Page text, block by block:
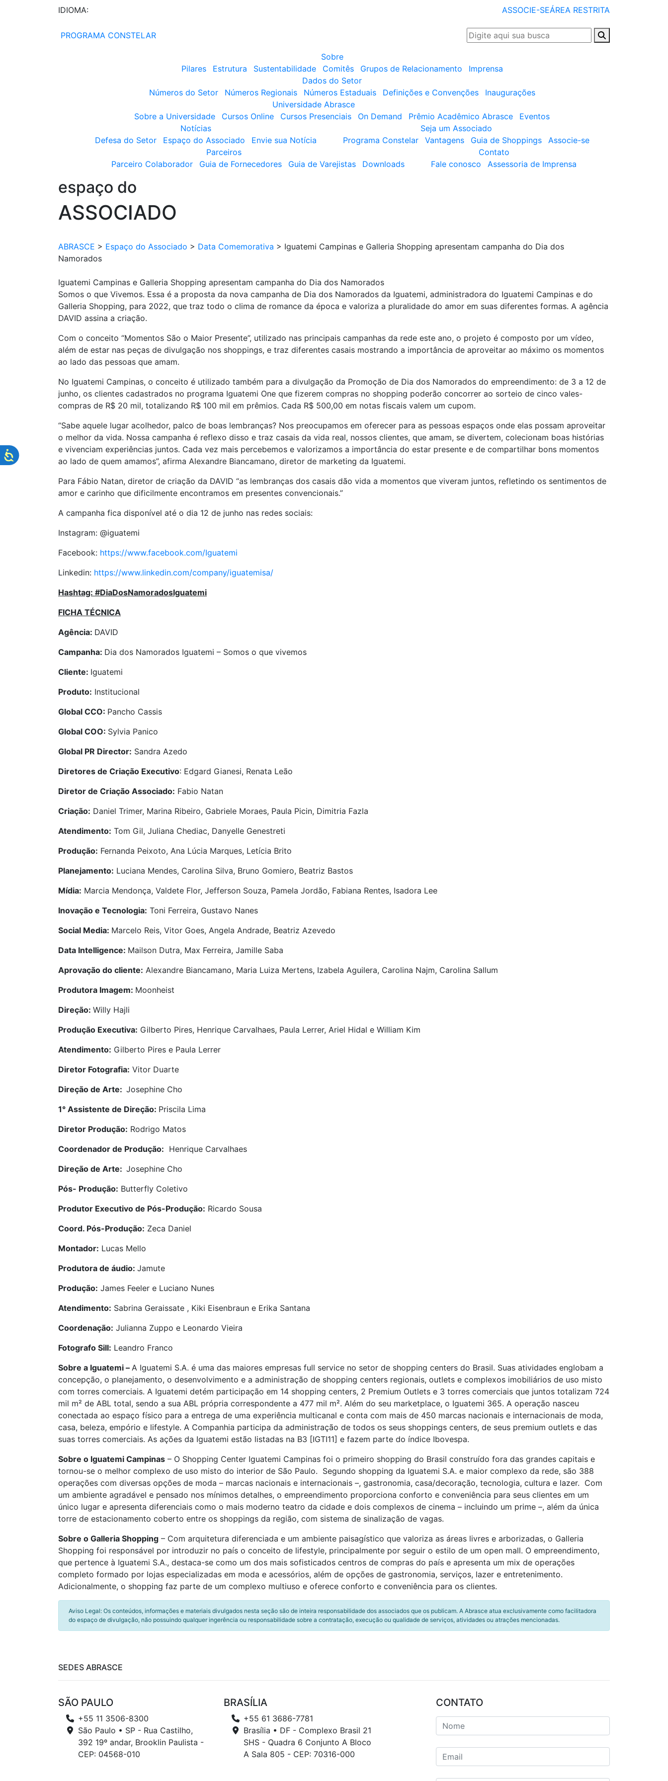
IDIOMA: ASSOCIE-SEÁREA RESTRITA
PROGRAMA CONSTELAR
Sobre
Pilares
Estrutura Sustentabilidade Comitês Grupos de Relacionamento
Imprensa
Dados do Setor
Números do Setor
Números Regionais Números Estaduais Definições e Convenções
Inaugurações
Universidade Abrasce
Sobre a Universidade
Cursos Online Cursos Presenciais On Demand Prêmio Acadêmico Abrasce
Eventos
Notícias
Defesa do Setor
Espaço do Associado Envie sua Notícia
Seja um Associado
Programa Constelar
Vantagens Guia de Shoppings
Associe-se
Parceiros
Parceiro Colaborador
Guia de Fornecedores Guia de Varejistas Downloads
Contato
Fale conosco
Assessoria de Imprensa
espaço do
ASSOCIADO
ABRASCE > Espaço do Associado > Data Comemorativa > Iguatemi Campinas e Galleria Shopping apresentam campanha do Dia dos
Namorados
Iguatemi Campinas e Galleria Shopping apresentam campanha do Dia dos Namorados
Somos o que Vivemos. Essa é a proposta da nova campanha de Dia dos Namorados da Iguatemi, administradora do Iguatemi Campinas e do
Galleria Shopping, para 2022, que traz todo o clima de romance da época e valoriza a pluralidade do amor em suas diferentes formas. A agência
DAVID assina a criação.
Com o conceito “Momentos São o Maior Presente”, utilizado nas principais campanhas da rede este ano, o projeto é composto por um vídeo,
além de estar nas peças de divulgação nos shoppings, e traz diferentes casais mostrando a importância de aproveitar ao máximo os momentos
ao lado das pessoas que amam.
No Iguatemi Campinas, o conceito é utilizado também para a divulgação da Promoção de Dia dos Namorados do empreendimento: de 3 a 12 de
junho, os clientes cadastrados no programa Iguatemi One que fizerem compras no shopping poderão concorrer ao sorteio de cinco vales-
compras de R$ 20 mil, totalizando R$ 100 mil em prêmios. Cada R$ 500,00 em notas fiscais valem um cupom.
“Sabe aquele lugar acolhedor, palco de boas lembranças? Nos preocupamos em oferecer para as pessoas espaços onde elas possam aproveitar
o melhor da vida. Nossa campanha é reflexo disso e traz casais da vida real, nossos clientes, que amam, se divertem, colecionam boas histórias
e vivenciam experiências juntos. Cada vez mais percebemos e valorizamos a importância do estar presente e de compartilhar bons momentos
ao lado de quem amamos”, afirma Alexandre Biancamano, diretor de marketing da Iguatemi.
Para Fábio Natan, diretor de criação da DAVID “as lembranças dos casais dão vida a momentos que viveram juntos, refletindo os sentimentos de
amor e carinho que dificilmente encontramos em presentes convencionais.”
A campanha fica disponível até o dia 12 de junho nas redes sociais:
Instagram: @iguatemi
Facebook: https://www.facebook.com/Iguatemi
Linkedin: https://www.linkedin.com/company/iguatemisa/
Hashtag: #DiaDosNamoradosIguatemi
FICHA TÉCNICA
Agência: DAVID
Campanha: Dia dos Namorados Iguatemi – Somos o que vivemos
Cliente: Iguatemi
Produto: Institucional
Global CCO: Pancho Cassis
Global COO: Sylvia Panico
Global PR Director: Sandra Azedo
Diretores de Criação Executivo: Edgard Gianesi, Renata Leão
Diretor de Criação Associado: Fabio Natan
Criação: Daniel Trimer, Marina Ribeiro, Gabriele Moraes, Paula Picin, Dimitria Fazla
Atendimento: Tom Gil, Juliana Chediac, Danyelle Genestreti
Produção: Fernanda Peixoto, Ana Lúcia Marques, Letícia Brito
Planejamento: Luciana Mendes, Carolina Silva, Bruno Gomiero, Beatriz Bastos
Mídia: Marcia Mendonça, Valdete Flor, Jefferson Souza, Pamela Jordão, Fabiana Rentes, Isadora Lee
Inovação e Tecnologia: Toni Ferreira, Gustavo Nanes
Social Media: Marcelo Reis, Vitor Goes, Angela Andrade, Beatriz Azevedo
Data Intelligence: Mailson Dutra, Max Ferreira, Jamille Saba
Aprovação do cliente: Alexandre Biancamano, Maria Luiza Mertens, Izabela Aguilera, Carolina Najm, Carolina Sallum
Produtora Imagem: Moonheist
Direção: Willy Hajli
Produção Executiva: Gilberto Pires, Henrique Carvalhaes, Paula Lerrer, Ariel Hidal e William Kim
Atendimento: Gilberto Pires e Paula Lerrer
Diretor Fotografia: Vitor Duarte
Direção de Arte: Josephine Cho
1° Assistente de Direção: Priscila Lima
Diretor Produção: Rodrigo Matos
Coordenador de Produção: Henrique Carvalhaes
Direção de Arte: Josephine Cho
Pós- Produção: Butterfly Coletivo
Produtor Executivo de Pós-Produção: Ricardo Sousa
Coord. Pós-Produção: Zeca Daniel
Montador: Lucas Mello
Produtora de áudio: Jamute
Produção: James Feeler e Luciano Nunes
Atendimento: Sabrina Geraissate , Kiki Eisenbraun e Erika Santana
Coordenação: Julianna Zuppo e Leonardo Vieira
Fotografo Sill: Leandro Franco
Sobre a Iguatemi – A Iguatemi S.A. é uma das maiores empresas full service no setor de shopping centers do Brasil. Suas atividades englobam a
concepção, o planejamento, o desenvolvimento e a administração de shopping centers regionais, outlets e complexos imobiliários de uso misto
com torres comerciais. A Iguatemi detém participação em 14 shopping centers, 2 Premium Outlets e 3 torres comerciais que juntos totalizam 724
mil m² de ABL total, sendo a sua ABL própria correspondente a 477 mil m². Além do seu marketplace, o Iguatemi 365. A operação nasceu
conectada ao espaço físico para a entrega de uma experiência multicanal e conta com mais de 450 marcas nacionais e internacionais de moda,
casa, beleza, empório e lifestyle. A Companhia participa da administração de todos os seus shoppings centers, de seus premium outlets e das
suas torres comerciais. As ações da Iguatemi estão listadas na B3 [IGTI11] e fazem parte do índice Ibovespa.
Sobre o Iguatemi Campinas – O Shopping Center Iguatemi Campinas foi o primeiro shopping do Brasil construído fora das grandes capitais e
tornou-se o melhor complexo de uso misto do interior de São Paulo. Segundo shopping da Iguatemi S.A. e maior complexo da rede, são 388
operações com diversas opções de moda – marcas nacionais e internacionais –, gastronomia, casa/decoração, tecnologia, cultura e lazer. Com
um ambiente agradável e pensado nos mínimos detalhes, o empreendimento proporciona conforto e conveniência para seus clientes em um
único lugar e apresenta diferenciais como o mais moderno teatro da cidade e dois complexos de cinema – incluindo um prime –, além da única
torre de estacionamento coberto entre os shoppings da região, com sistema de sinalização de vagas.
Sobre o Galleria Shopping – Com arquitetura diferenciada e um ambiente paisagístico que valoriza as áreas livres e arborizadas, o Galleria
Shopping foi responsável por introduzir no país o conceito de lifestyle, principalmente por seguir o estilo de um open mall. O empreendimento,
que pertence à Iguatemi S.A., destaca-se como um dos mais sofisticados centros de compras do país e apresenta um mix de operações
completo formado por lojas especializadas em moda e acessórios, além de opções de gastronomia, serviços, lazer e entretenimento.
Adicionalmente, o shopping faz parte de um complexo multiuso e oferece conforto e conveniência para os clientes.
Aviso Legal: Os conteúdos, informações e materiais divulgados nesta seção são de inteira responsabilidade dos associados que os publicam. A Abrasce atua exclusivamente como facilitadora
do espaço de divulgação, não possuindo qualquer ingerência ou responsabilidade sobre a contratação, execução ou qualidade de serviços, atividades ou atrações mencionadas.
SEDES ABRASCE
SÃO PAULO
+55 11 3506-8300
São Paulo • SP - Rua Castilho,
392 19º andar, Brooklin Paulista -
CEP: 04568-010
BRASÍLIA
+55 61 3686-7781
Brasília • DF - Complexo Brasil 21
SHS - Quadra 6 Conjunto A Bloco
A Sala 805 - CEP: 70316-000
CONTATO